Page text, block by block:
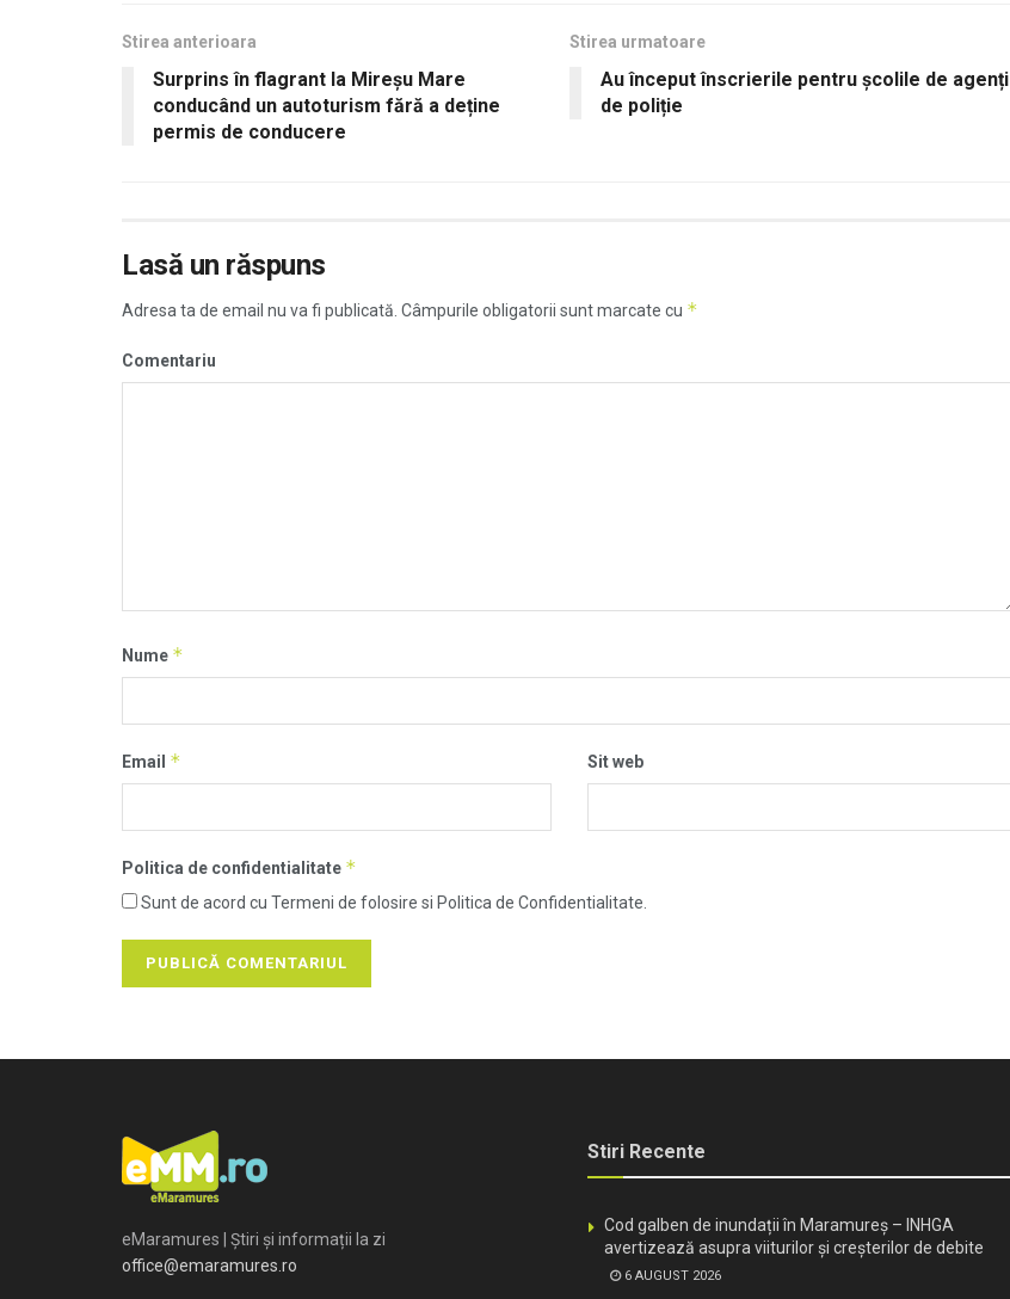
Stirea anterioara
Surprins în flagrant la Mireșu Mare
conducând un autoturism fără a deține
permis de conducere
Stirea urmatoare
Au început înscrierile pentru școlile de agenți
de poliție
Lasă un răspuns
Adresa ta de email nu va fi publicată. Câmpurile obligatorii sunt marcate cu *
Comentariu
Nume *
Email * Sit web
Politica de confidentialitate *
Sunt de acord cu Termeni de folosire si Politica de Confidentialitate.
eMaramures | Știri și informații la zi
office@emaramures.ro
Stiri Recente
Cod galben de inundații în Maramureș – INHGA
avertizează asupra viiturilor și creșterilor de debite
6 AUGUST 2026